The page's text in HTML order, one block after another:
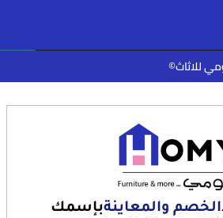
للاثاث©
الخصم والمعاينةبإسمك